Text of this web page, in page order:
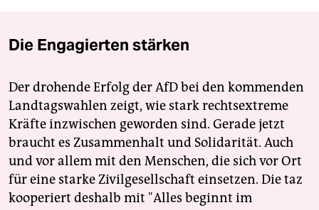
Die Engagierten stärken
Der drohende Erfolg der AfD bei den kommenden
Landtagswahlen zeigt, wie stark rechtsextreme
Kräfte inzwischen geworden sind. Gerade jetzt
braucht es Zusammenhalt und Solidarität. Auch
und vor allem mit den Menschen, die sich vor Ort
für eine starke Zivilgesellschaft einsetzen. Die taz
kooperiert deshalb mit "Alles beginnt im